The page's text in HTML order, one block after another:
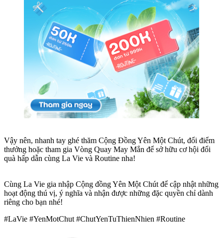
Vậy nên, nhanh tay ghé thăm Cộng Đồng Yên Một Chút, đổi điểm
thưởng hoặc tham gia Vòng Quay May Mắn để sở hữu cơ hội đổi
quà hấp dẫn cùng La Vie và Routine nha!
Cùng La Vie gia nhập Cộng đồng Yên Một Chút để cập nhật những
hoạt động thú vị, ý nghĩa và nhận được những đặc quyền chỉ dành
riêng cho bạn nhé!
#LaVie #YenMotChut #ChutYenTuThienNhien #Routine